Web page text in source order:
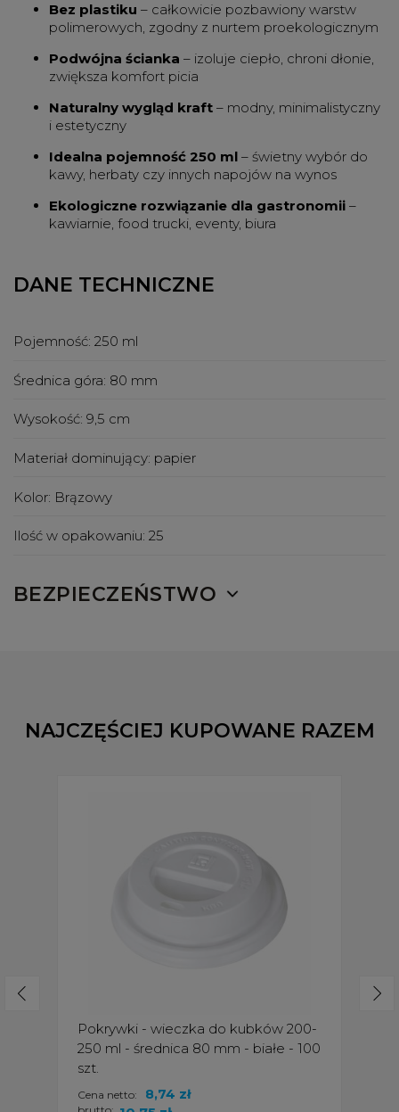
Bez plastiku – całkowicie pozbawiony warstw
polimerowych, zgodny z nurtem proekologicznym
Podwójna ścianka – izoluje ciepło, chroni dłonie,
zwiększa komfort picia
Naturalny wygląd kraft – modny, minimalistyczny
i estetyczny
Idealna pojemność 250 ml – świetny wybór do
kawy, herbaty czy innych napojów na wynos
Ekologiczne rozwiązanie dla gastronomii –
kawiarnie, food trucki, eventy, biura
DANE TECHNICZNE
Pojemność: 250 ml
Średnica góra: 80 mm
Wysokość: 9,5 cm
Materiał dominujący: papier
Kolor: Brązowy
Ilość w opakowaniu: 25
BEZPIECZEŃSTWO
NAJCZĘŚCIEJ KUPOWANE RAZEM
Pokrywki - wieczka do kubków 200-
250 ml - średnica 80 mm - białe - 100
szt.
Cena netto: 8,74 zł